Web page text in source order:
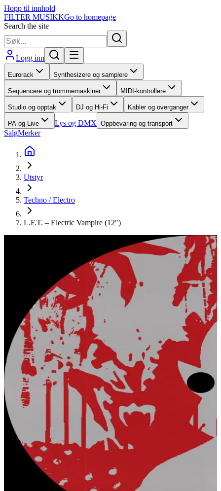
Hopp til innhold
FILTER MUSIKKGo to homepage
Search the site
Logg inn
Eurorack Synthesizere og samplere
Sequencere og trommemaskiner MIDI-kontrollere
Studio og opptak DJ og Hi-Fi Kabler og overganger
PA og Live Lys og DMX Oppbevaring og transport
SalgMerker
Utstyr
Techno / Electro
L.F.T. – Electric Vampire (12″)